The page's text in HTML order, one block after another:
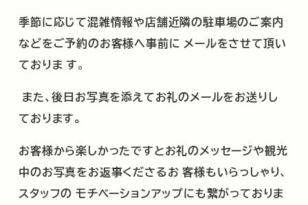
季節に応じて混雑情報や店舗近隣の駐車場のご案内
などをご予約のお客様へ事前に メールをさせて頂い
ておりま す。
また、後日お写真を添えてお礼のメールをお送りし
ております。
お客様から楽しかったですとお礼のメッセージや観光
中のお写真をお返事くださるお 客様もいらっしゃり、
スタッフの モチベーションアップにも繋がっておりま